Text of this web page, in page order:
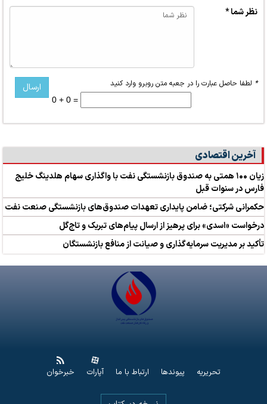
نظر شما *
* لطفا حاصل عبارت را در جعبه متن روبرو وارد کنید
0 + 0 =
آخرین اقتصادی
زیان ۱۰۰ همتی به صندوق بازنشستگی نفت با واگذاری سهام هلدینگ خلیج
فارس در سنوات قبل
حکمرانی شرکتی؛ ضامن پایداری تعهدات صندوق‌های بازنشستگی صنعت نفت
درخواست «اسدی» برای پرهیز از ارسال پیام‌های تبریک و تاج‌گل
تأکید بر مدیریت سرمایه‌گذاری و صیانت از منافع بازنشستگان
تحریریه پیوندها ارتباط با ما آپارات خبرخوان